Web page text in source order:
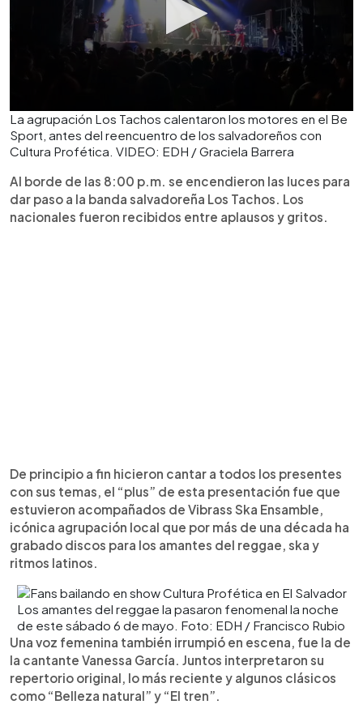
La agrupación Los Tachos calentaron los motores en el Be
Sport, antes del reencuentro de los salvadoreños con
Cultura Profética. VIDEO: EDH / Graciela Barrera
Al borde de las 8:00 p.m. se encendieron las luces para
dar paso a la banda salvadoreña Los Tachos. Los
nacionales fueron recibidos entre aplausos y gritos.
De principio a fin hicieron cantar a todos los presentes
con sus temas, el “plus” de esta presentación fue que
estuvieron acompañados de Vibrass Ska Ensamble,
icónica agrupación local que por más de una década ha
grabado discos para los amantes del reggae, ska y
ritmos latinos.
Los amantes del reggae la pasaron fenomenal la noche
de este sábado 6 de mayo. Foto: EDH / Francisco Rubio
Una voz femenina también irrumpió en escena, fue la de
la cantante Vanessa García. Juntos interpretaron su
repertorio original, lo más reciente y algunos clásicos
como “Belleza natural” y “El tren”.